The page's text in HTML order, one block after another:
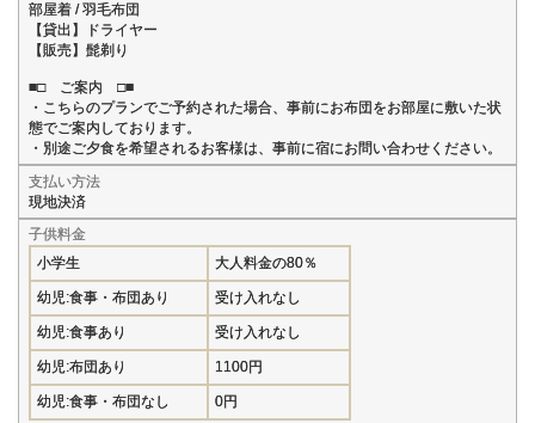
部屋着 / 羽毛布団
【貸出】ドライヤー
【販売】髭剃り
■□ ご案内 □■
・こちらのプランでご予約された場合、事前にお布団をお部屋に敷いた状
態でご案内しております。
・別途ご夕食を希望されるお客様は、事前に宿にお問い合わせください。
支払い方法
現地決済
子供料金
小学生
大人料金の80％
幼児:食事・布団あり 受け入れなし
幼児:食事あり 受け入れなし
幼児:布団あり 1100円
幼児:食事・布団なし 0円